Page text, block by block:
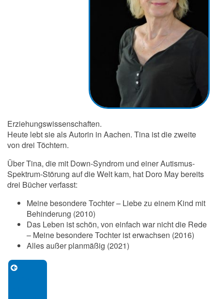
Erziehungswissenschaften.
Heute lebt sie als Autorin in Aachen. Tina ist die zweite
von drei Töchtern.
Über Tina, die mit Down-Syndrom und einer Autismus-
Spektrum-Störung auf die Welt kam, hat Doro May bereits
drei Bücher verfasst:
Meine besondere Tochter – Liebe zu einem Kind mit
Behinderung (2010)
Das Leben ist schön, von einfach war nicht die Rede
– Meine besondere Tochter ist erwachsen (2016)
Alles außer planmäßig (2021)